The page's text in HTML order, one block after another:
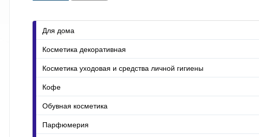
Для дома
Косметика декоративная
Косметика уходовая и средства личной гигиены
Кофе
Обувная косметика
Парфюмерия